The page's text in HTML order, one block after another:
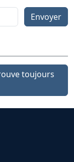
Envoyer
toujours